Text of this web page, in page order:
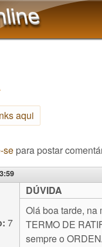
aqui
se para postar
7
DÚVIDA
Olá boa tarde, na
TERMO DE
sempre o